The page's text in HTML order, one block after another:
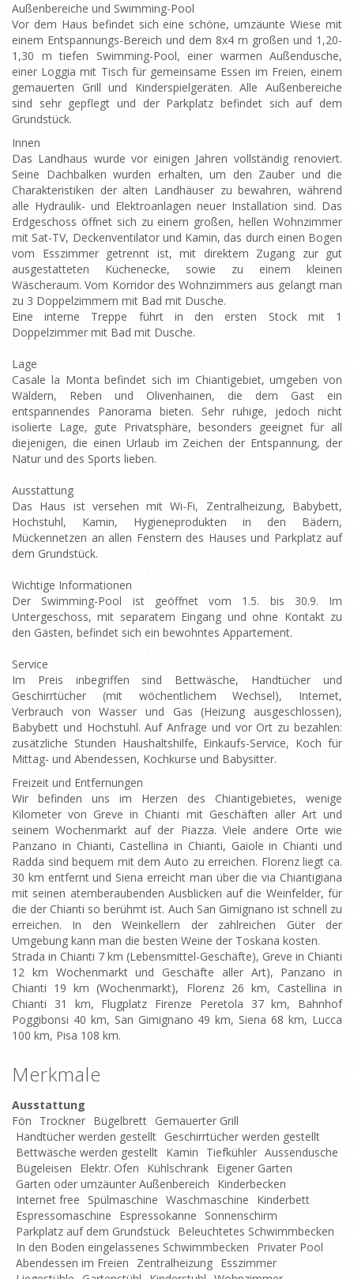
Außenbereiche und Swimming-Pool
Vor dem Haus befindet sich eine schöne, umzäunte Wiese mit
einem Entspannungs-Bereich und dem 8x4 m großen und 1,20-
1,30 m tiefen Swimming-Pool, einer warmen Außendusche,
einer Loggia mit Tisch für gemeinsame Essen im Freien, einem
gemauerten Grill und Kinderspielgeräten. Alle Außenbereiche
sind sehr gepflegt und der Parkplatz befindet sich auf dem
Grundstück.
Innen
Das Landhaus wurde vor einigen Jahren vollständig renoviert.
Seine Dachbalken wurden erhalten, um den Zauber und die
Charakteristiken der alten Landhäuser zu bewahren, während
alle Hydraulik- und Elektroanlagen neuer Installation sind. Das
Erdgeschoss öffnet sich zu einem großen, hellen Wohnzimmer
mit Sat-TV, Deckenventilator und Kamin, das durch einen Bogen
vom Esszimmer getrennt ist, mit direktem Zugang zur gut
ausgestatteten Küchenecke, sowie zu einem kleinen
Wäscheraum. Vom Korridor des Wohnzimmers aus gelangt man
zu 3 Doppelzimmern mit Bad mit Dusche.
Eine interne Treppe führt in den ersten Stock mit 1
Doppelzimmer mit Bad mit Dusche.
Lage
Casale la Monta befindet sich im Chiantigebiet, umgeben von
Wäldern, Reben und Olivenhainen, die dem Gast ein
entspannendes Panorama bieten. Sehr ruhige, jedoch nicht
isolierte Lage, gute Privatsphäre, besonders geeignet für all
diejenigen, die einen Urlaub im Zeichen der Entspannung, der
Natur und des Sports lieben.
Ausstattung
Das Haus ist versehen mit Wi-Fi, Zentralheizung, Babybett,
Hochstuhl, Kamin, Hygieneprodukten in den Bädern,
Mückennetzen an allen Fenstern des Hauses und Parkplatz auf
dem Grundstück.
Wichtige Informationen
Der Swimming-Pool ist geöffnet vom 1.5. bis 30.9. Im
Untergeschoss, mit separatem Eingang und ohne Kontakt zu
den Gästen, befindet sich ein bewohntes Appartement.
Service
Im Preis inbegriffen sind Bettwäsche, Handtücher und
Geschirrtücher (mit wöchentlichem Wechsel), Internet,
Verbrauch von Wasser und Gas (Heizung ausgeschlossen),
Babybett und Hochstuhl. Auf Anfrage und vor Ort zu bezahlen:
zusätzliche Stunden Haushaltshilfe, Einkaufs-Service, Koch für
Mittag- und Abendessen, Kochkurse und Babysitter.
Freizeit und Entfernungen
Wir befinden uns im Herzen des Chiantigebietes, wenige
Kilometer von Greve in Chianti mit Geschäften aller Art und
seinem Wochenmarkt auf der Piazza. Viele andere Orte wie
Panzano in Chianti, Castellina in Chianti, Gaiole in Chianti und
Radda sind bequem mit dem Auto zu erreichen. Florenz liegt ca.
30 km entfernt und Siena erreicht man über die via Chiantigiana
mit seinen atemberaubenden Ausblicken auf die Weinfelder, für
die der Chianti so berühmt ist. Auch San Gimignano ist schnell zu
erreichen. In den Weinkellern der zahlreichen Güter der
Umgebung kann man die besten Weine der Toskana kosten.
Strada in Chianti 7 km (Lebensmittel-Geschäfte), Greve in Chianti
12 km Wochenmarkt und Geschäfte aller Art), Panzano in
Chianti 19 km (Wochenmarkt), Florenz 26 km, Castellina in
Chianti 31 km, Flugplatz Firenze Peretola 37 km, Bahnhof
Poggibonsi 40 km, San Gimignano 49 km, Siena 68 km, Lucca
100 km, Pisa 108 km.
Merkmale
Ausstattung
Fön
Trockner Bügelbrett Gemauerter Grill
Handtücher werden gestellt Geschirrtücher werden gestellt
Bettwäsche werden gestellt Kamin Tiefkühler Aussendusche
Bügeleisen
Elektr. Ofen Kühlschrank Eigener Garten
Garten oder umzäunter Außenbereich
Kinderbecken
Internet free
Spülmaschine Waschmaschine
Kinderbett
Espressomaschine
Espressokanne Sonnenschirm
Parkplatz auf dem Grundstück Beleuchtetes Schwimmbecken
In den Boden eingelassenes Schwimmbecken
Privater Pool
Abendessen im Freien
Zentralheizung Esszimmer